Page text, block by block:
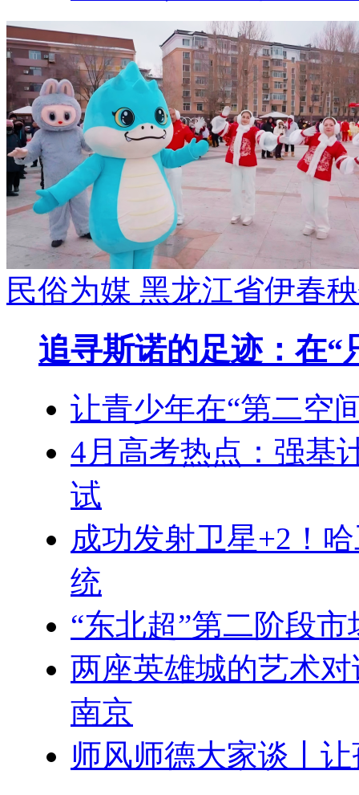
民俗为媒 黑龙江省伊春
追寻斯诺的足迹：在“
让青少年在“第二空
4月高考热点：强基
试
成功发射卫星+2！
统
“东北超”第二阶段
两座英雄城的艺术
南京
师风师德大家谈丨